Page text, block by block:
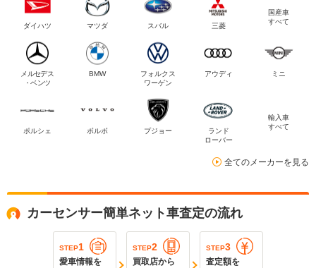
ダイハツ マツダ スバル 三菱
国産車
すべて
メルセデス
・ベンツ
BMW
フォルクス
ワーゲン
アウディ ミニ
ポルシェ ボルボ プジョー
ランド
ローバー
輸入車
すべて
全てのメーカーを見る
カーセンサー簡単ネット車査定の流れ
STEP1
愛車情報を
STEP2
買取店から
STEP3
査定額を